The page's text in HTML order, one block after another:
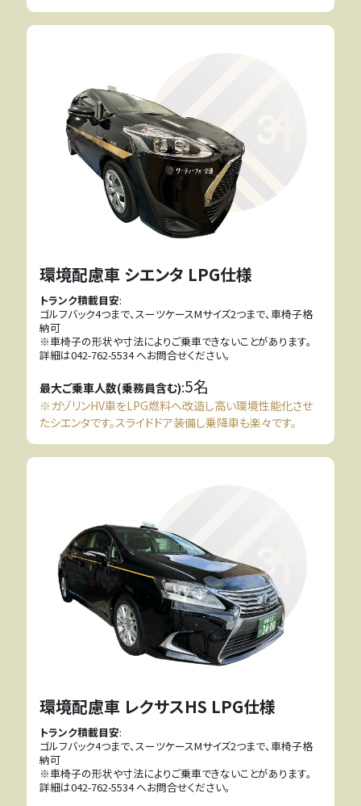
環境配慮車 シエンタ LPG仕様
トランク積載目安:
ゴルフバック4つまで、スーツケースMサイズ2つまで、車椅子格
納可
※車椅子の形状や寸法によりご乗車できないことがあります。
詳細は042-762-5534 へお問合せください。
最大ご乗車人数(乗務員含む):5名
※ガゾリンHV車をLPG燃料へ改造し高い環境性能化させ
たシエンタです。スライドドア装備し乗降車も楽々です。
環境配慮車 レクサスHS LPG仕様
トランク積載目安:
ゴルフバック4つまで、スーツケースMサイズ2つまで、車椅子格
納可
※車椅子の形状や寸法によりご乗車できないことがあります。
詳細は042-762-5534 へお問合せください。